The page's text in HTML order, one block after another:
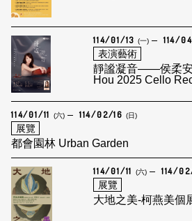
114/01/13 (一) 114/
表演藝術
靜謐凝音——侯柔安
Hou 2025 Cello
114/01/11 (六) 114/02/16 (日)
展覽
都會園林 Urban Garden
114/01/11 (六) 114/
展覽
大地之美-柯燕美個